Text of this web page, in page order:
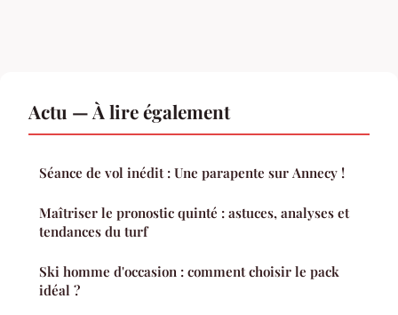
Actu — À lire également
Séance de vol inédit : Une parapente sur Annecy !
Maîtriser le pronostic quinté : astuces, analyses et
tendances du turf
Ski homme d'occasion : comment choisir le pack
idéal ?